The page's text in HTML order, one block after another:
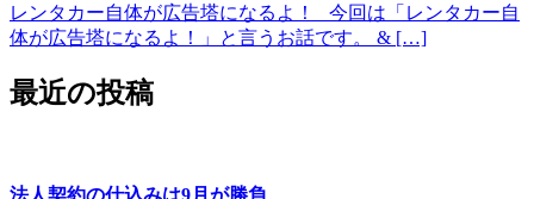
レンタカー自体が広告塔になるよ！ 今回は「レンタカー自
体が広告塔になるよ！」と言うお話です。 & […]
最近の投稿
法人契約の仕込みは9月が勝負